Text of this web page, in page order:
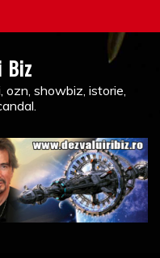
Biz
ozn, showbiz, istorie,